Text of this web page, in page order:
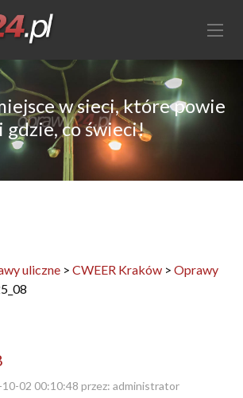
w sieci, które powie
gdzie, co świeci!
uliczne > CWEER Kraków > Oprawy
02 00:10:48 przez: administrator